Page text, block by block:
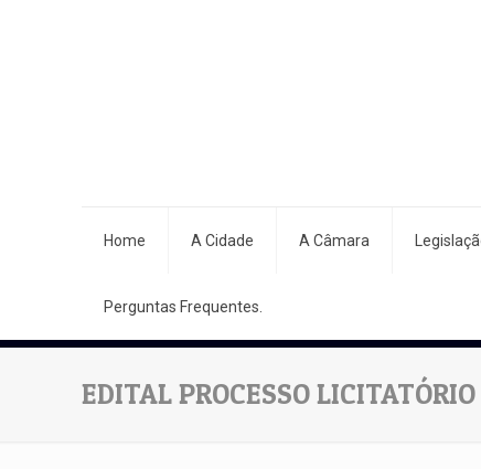
Home A Cidade A Câmara
Perguntas Frequentes.
EDITAL PROCESSO